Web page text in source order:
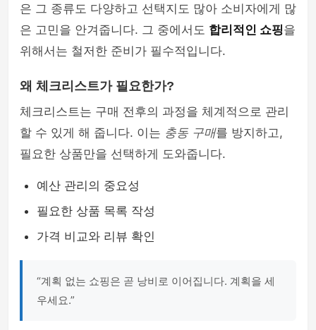
은 그 종류도 다양하고 선택지도 많아 소비자에게 많
은 고민을 안겨줍니다. 그 중에서도 합리적인 쇼핑을
위해서는 철저한 준비가 필수적입니다.
왜 체크리스트가 필요한가?
체크리스트는 구매 전후의 과정을 체계적으로 관리
할 수 있게 해 줍니다. 이는 충동 구매를 방지하고,
필요한 상품만을 선택하게 도와줍니다.
예산 관리의 중요성
필요한 상품 목록 작성
가격 비교와 리뷰 확인
“계획 없는 쇼핑은 곧 낭비로 이어집니다. 계획을 세
우세요.”